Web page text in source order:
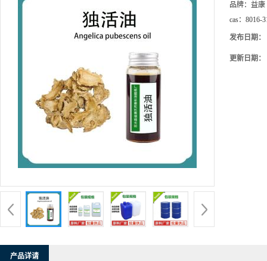
品牌： 益康
cas： 8016-
发布日期：
更新日期：
产品详请